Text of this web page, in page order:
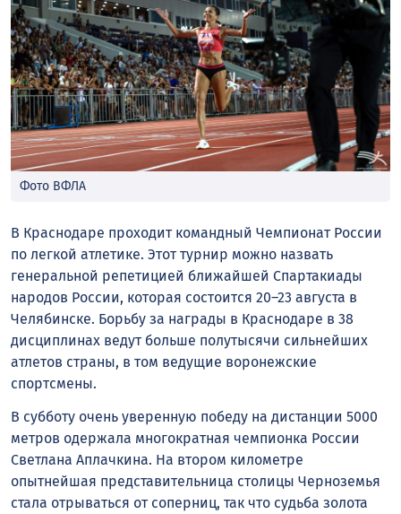
Фото ВФЛА
В Краснодаре проходит командный Чемпионат России
по легкой атлетике. Этот турнир можно назвать
генеральной репетицией ближайшей Спартакиады
народов России, которая состоится 20–23 августа в
Челябинске. Борьбу за награды в Краснодаре в 38
дисциплинах ведут больше полутысячи сильнейших
атлетов страны, в том ведущие воронежские
спортсмены.
В субботу очень уверенную победу на дистанции 5000
метров одержала многократная чемпионка России
Светлана Аплачкина. На втором километре
опытнейшая представительница столицы Черноземья
стала отрываться от соперниц, так что судьба золота